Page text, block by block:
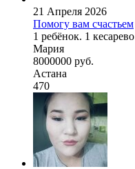
21 Апреля 2026
Помогу вам счастьем
1 ребёнок. 1 кесарево
Мария
8000000 руб.
Астана
470